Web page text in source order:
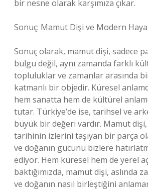
bir nesne olarak karşımıza çıkar.
Sonuç: Mamut Dişi ve Modern
Sonuç olarak, mamut dişi, sadece
bulgu değil, aynı zamanda farklı
topluluklar ve zamanlar arasında
katmanlı bir objedir. Küresel
hem sanatta hem de kültürel
tutar. Türkiye’de ise, tarihsel ve
büyük bir değeri vardır. Mamut
tarihinin izlerini taşıyan bir parça
ve doğanın gücünü bizlere
ediyor. Hem küresel hem de yerel
baktığımızda, mamut dişi, aslında
ve doğanın nasıl birleştiğini